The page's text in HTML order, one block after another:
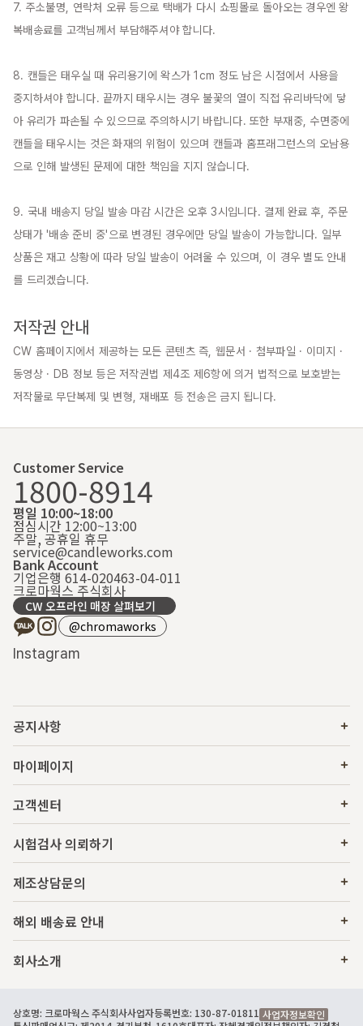
7. 주소불명, 연락처 오류 등으로 택배가 다시 쇼핑몰로 돌아오는 경우엔 왕
복배송료를 고객님께서 부담해주셔야 합니다.
8. 캔들은 태우실 때 유리용기에 왁스가 1cm 정도 남은 시점에서 사용을
중지하셔야 합니다. 끝까지 태우시는 경우 불꽃의 열이 직접 유리바닥에 닿
아 유리가 파손될 수 있으므로 주의하시기 바랍니다. 또한 부재중, 수면중에
캔들을 태우시는 것은 화재의 위험이 있으며 캔들과 홈프래그런스의 오남용
으로 인해 발생된 문제에 대한 책임을 지지 않습니다.
9. 국내 배송지 당일 발송 마감 시간은 오후 3시입니다. 결제 완료 후, 주문
상태가 '배송 준비 중'으로 변경된 경우에만 당일 발송이 가능합니다. 일부
상품은 재고 상황에 따라 당일 발송이 어려울 수 있으며, 이 경우 별도 안내
를 드리겠습니다.
저작권 안내
CW 홈페이지에서 제공하는 모든 콘텐츠 즉, 웹문서 · 첨부파일 · 이미지 ·
동영상 · DB 정보 등은 저작권법 제4조 제6항에 의거 법적으로 보호받는
저작물로 무단복제 및 변형, 재배포 등 전송은 금지 됩니다.
Customer Service
1800-8914
평일 10:00~18:00
점심시간 12:00~13:00
주말, 공휴일 휴무
service@candleworks.com
Bank Account
기업은행 614-020463-04-011
크로마웍스 주식회사
CW 오프라인 매장 살펴보기
@chromaworks
Instagram
공지사항
마이페이지
고객센터
시험검사 의뢰하기
제조상담문의
해외 배송료 안내
회사소개
상호명: 크로마웍스 주식회사사업자등록번호: 130-87-01811 사업자정보확인